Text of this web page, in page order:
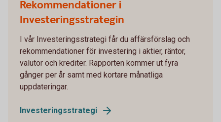
Rekommendationer i
Investeringsstrategin
I vår Investeringsstrategi får du affärsförslag och
rekommendationer för investering i aktier, räntor,
valutor och krediter. Rapporten kommer ut fyra
gånger per år samt med kortare månatliga
uppdateringar.
Investeringsstrategi